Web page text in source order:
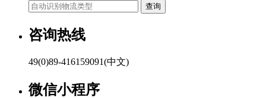
咨询热线
49(0)89-416159091(中文)
微信小程序